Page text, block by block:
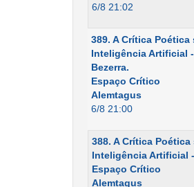
6/8 21:02
389. A Crítica Poética
Inteligência Artificial
Bezerra.
Espaço Crítico
Alemtagus
6/8 21:00
388. A Crítica
Inteligência Artificial
Espaço Crítico
Alemtagus